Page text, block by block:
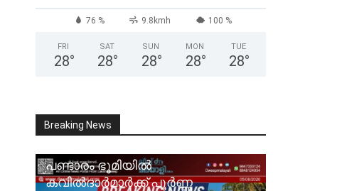
76 % 9.8kmh 100 %
FRI
28°
SAT
28°
SUN
28°
MON
28°
TUE
28°
Breaking News
പണ്ടാരം ഭൂമിയിൽ
കവിൽദാർമാർക്ക് പൂർണ്ണ